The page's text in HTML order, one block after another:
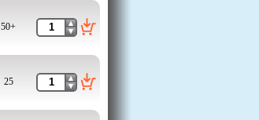
50+
25